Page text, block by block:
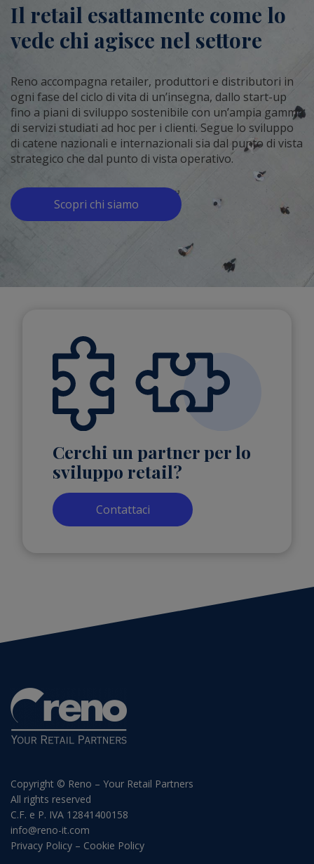
Il retail esattamente come lo
vede chi agisce nel settore
Reno accompagna retailer, produttori e distributori in
ogni fase del ciclo di vita di un’insegna, dallo start-up
fino a piani di sviluppo sostenibile con un’ampia gamma
di servizi studiati ad hoc per i clienti. Segue lo sviluppo
di catene nazionali e internazionali sia dal punto di vista
strategico che dal punto di vista operativo.
Scopri chi siamo
Cerchi un partner per lo
sviluppo retail?
Contattaci
Copyright © Reno – Your Retail Partners
All rights reserved
C.F. e P. IVA 12841400158
info@reno-it.com
Privacy Policy – Cookie Policy